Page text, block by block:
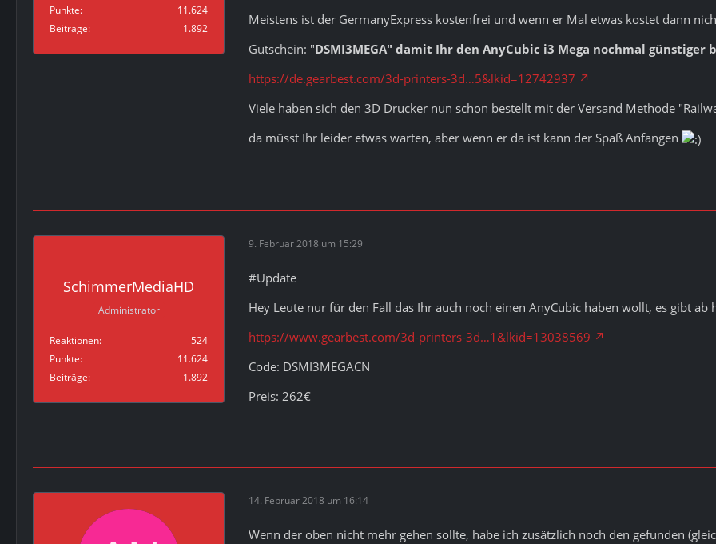
Punkte
11.624
Beiträge
1.892
Meistens ist der GermanyExpress kostenfrei und wenn er Mal etwas kostet dann
Gutschein: "DSMI3MEGA" damit Ihr den AnyCubic i3 Mega nochmal günstiger
https://de.gearbest.com/3d-printers-3d…5&lkid=12742937
Viele haben sich den 3D Drucker nun schon bestellt mit der Versand Methode
da müsst Ihr leider etwas warten, aber wenn er da ist kann der Spaß Anfangen
SchimmerMediaHD
Administrator
Reaktionen
524
Punkte
11.624
Beiträge
1.892
9. Februar 2018 um 15:29
#Update
Hey Leute nur für den Fall das Ihr auch noch einen AnyCubic haben wollt, es gibt ab
https://www.gearbest.com/3d-printers-3d…1&lkid=13038569
Code: DSMI3MEGACN
Preis: 262€
14. Februar 2018 um 16:14
Wenn der oben nicht mehr gehen sollte, habe ich zusätzlich noch den gefunden